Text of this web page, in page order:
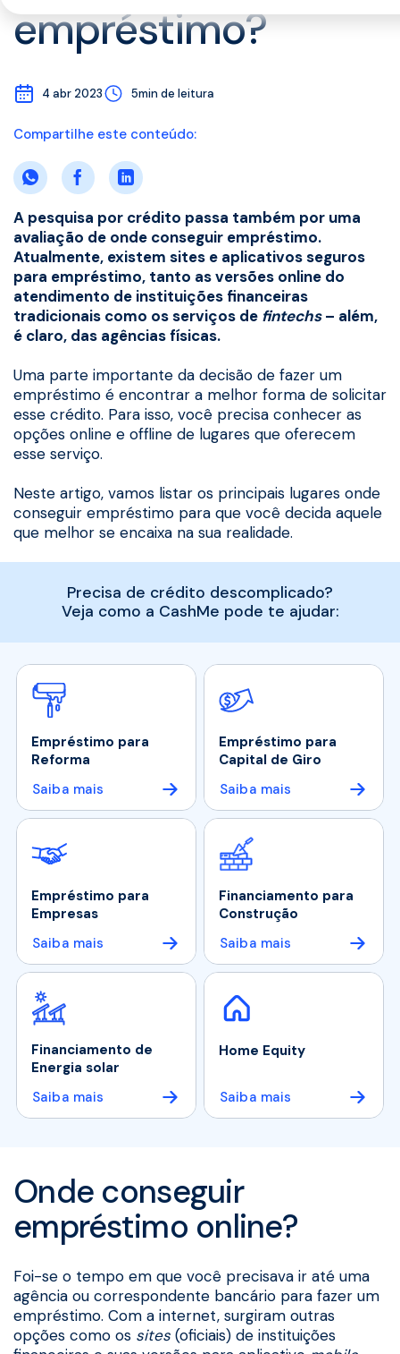
empréstimo?
4 abr 2023 5min de leitura
A pesquisa por crédito passa também por uma
avaliação de onde conseguir empréstimo.
Atualmente, existem sites e aplicativos seguros
para empréstimo, tanto as versões online do
atendimento de instituições financeiras
tradicionais como os serviços de fintechs– além,
é claro, das agências físicas.
Uma parte importante da decisão de fazer um
empréstimo é encontrar a melhor forma de solicitar
esse crédito. Para isso, você precisa conhecer as
opções online e offline de lugares que oferecem
esse serviço.
Neste artigo, vamos listar os principais lugares onde
conseguir empréstimo para que você decida aquele
que melhor se encaixa na sua realidade.
Precisa de crédito descomplicado?
Veja como a CashMe pode te ajudar:
Empréstimo para
Reforma
Saiba mais
Empréstimo para
Capital de Giro
Saiba mais
Empréstimo para
Empresas
Saiba mais
Financiamento para
Construção
Saiba mais
Financiamento de
Energia solar
Saiba mais
Home Equity
Saiba mais
Onde conseguir
empréstimo online?
Foi-se o tempo em que você precisava ir até uma
agência ou correspondente bancário para fazer um
empréstimo. Com a internet, surgiram outras
opções como os sites (oficiais) de instituições
Compartilhe este conteúdo: